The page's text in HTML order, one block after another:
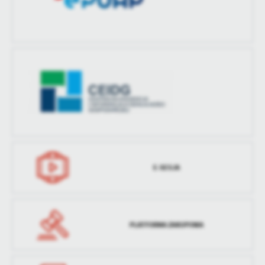
E-SESJA
PLATFORMA ZAKUPOWA